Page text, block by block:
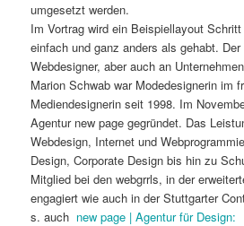
umgesetzt werden.
Im Vortrag wird ein Beispiellayout
einfach und ganz anders als gehabt.
Webdesigner, aber auch an
Marion Schwab war Modedesignerin im
Mediendesignerin seit 1998. Im
Agentur new page gegründet. Das
Webdesign, Internet und
Design, Corporate Design bis hin zu
Mitglied bei den webgrrls, in der
engagiert wie auch in der Stuttgarter
s. auch new page | Agentur für Design: